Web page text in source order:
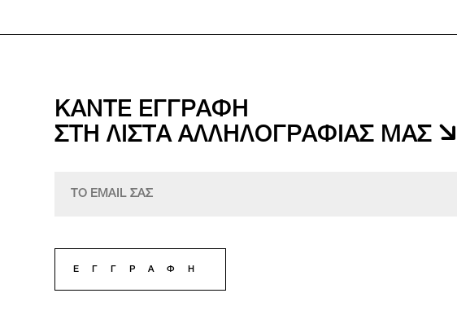
ΚΑΝΤΕ ΕΓΓΡΑΦΗ
ΣΤΗ ΛΙΣΤΑ ΑΛΛΗΛΟΓΡΑΦΙΑΣ ΜΑΣ